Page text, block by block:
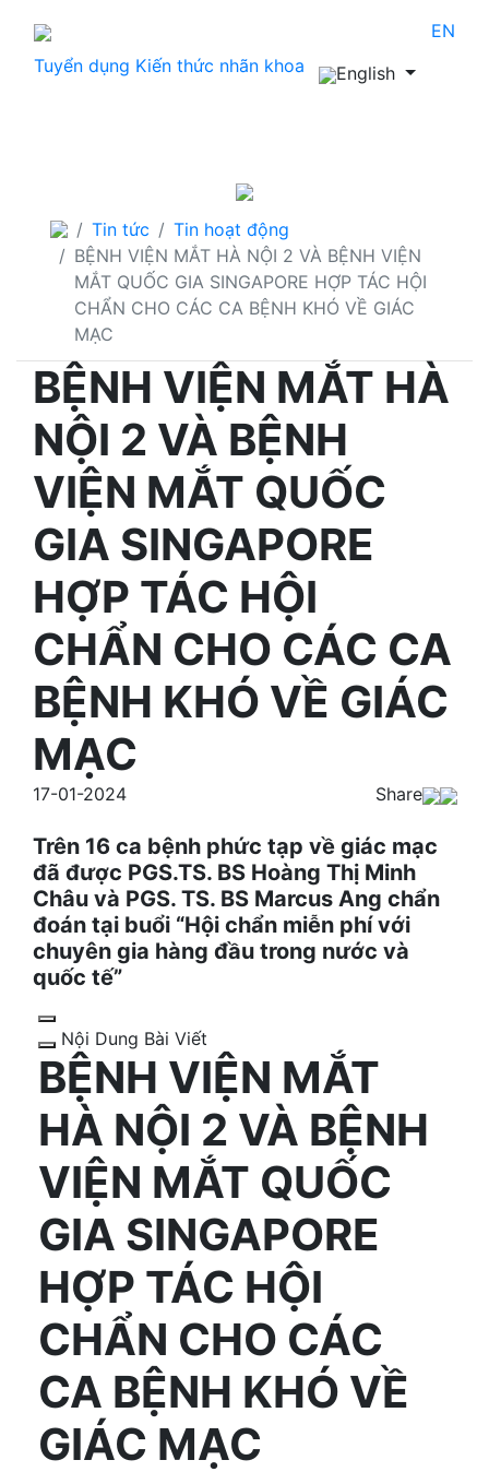
EN
Tuyển dụng Kiến thức nhãn khoa English
Tin tức
Tin hoạt động
BỆNH VIỆN MẮT HÀ NỘI 2 VÀ BỆNH VIỆN
MẮT QUỐC GIA SINGAPORE HỢP TÁC HỘI
CHẨN CHO CÁC CA BỆNH KHÓ VỀ GIÁC
MẠC
BỆNH VIỆN MẮT HÀ
NỘI 2 VÀ BỆNH
VIỆN MẮT QUỐC
GIA SINGAPORE
HỢP TÁC HỘI
CHẨN CHO CÁC CA
BỆNH KHÓ VỀ GIÁC
MẠC
17-01-2024 Share
Trên 16 ca bệnh phức tạp về giác mạc
đã được PGS.TS. BS Hoàng Thị Minh
Châu và PGS. TS. BS Marcus Ang chẩn
đoán tại buổi “Hội chẩn miễn phí với
chuyên gia hàng đầu trong nước và
quốc tế”
Nội Dung Bài Viết
BỆNH VIỆN MẮT
HÀ NỘI 2 VÀ BỆNH
VIỆN MẮT QUỐC
GIA SINGAPORE
HỢP TÁC HỘI
CHẨN CHO CÁC
CA BỆNH KHÓ VỀ
GIÁC MẠC